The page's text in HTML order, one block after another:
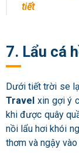
tiết
7. Lẩu cá
Dưới tiết trời se
Travel xin gợi ý
khi được quây
nồi lẩu hơi khói
thơm và ngậy